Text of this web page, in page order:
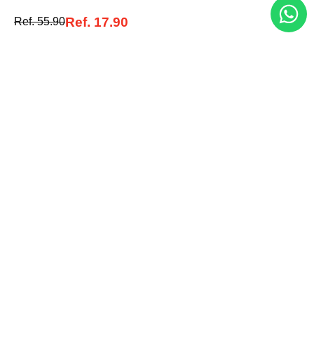
Ref.55.90Ref. 17.90